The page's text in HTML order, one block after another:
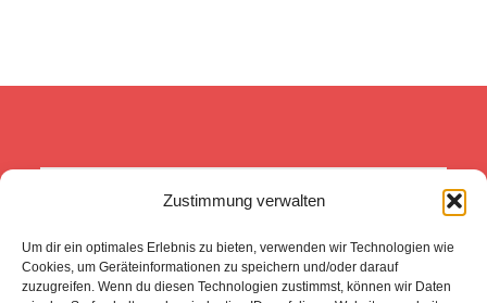
Zustimmung verwalten
Um dir ein optimales Erlebnis zu bieten, verwenden wir Technologien wie
Cookies, um Geräteinformationen zu speichern und/oder darauf
zuzugreifen. Wenn du diesen Technologien zustimmst, können wir Daten
Was wir heute tun, entscheidet
aussieht. (Boris Pasternak -FNPT)